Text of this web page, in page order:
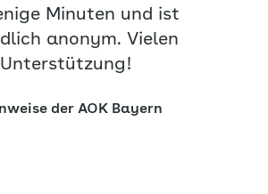
Minuten und ist
anonym. Vielen
der AOK Bayern